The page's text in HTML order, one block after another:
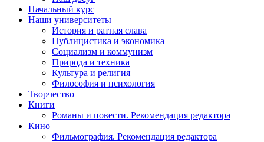
Начальный курс
Наши университеты
История и ратная слава
Публицистика и экономика
Социализм и коммунизм
Природа и техника
Культура и религия
Философия и психология
Творчество
Книги
Романы и повести. Рекомендация редактора
Кино
Фильмография. Рекомендация редактора